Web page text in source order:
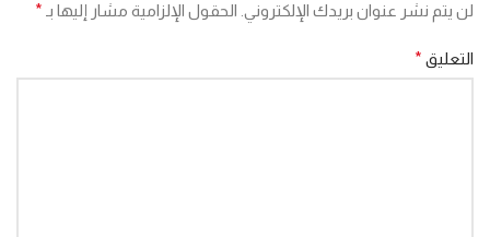
لن يتم نشر عنوان بريدك الإلكتروني. الحقول الإلزامية مشار إليها بـ *
التعليق *